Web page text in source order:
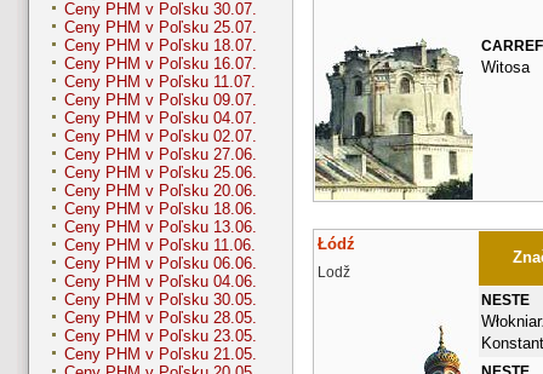
Ceny PHM v Poľsku 30.07.
Ceny PHM v Poľsku 25.07.
Ceny PHM v Poľsku 18.07.
Ceny PHM v Poľsku 16.07.
Ceny PHM v Poľsku 11.07.
Ceny PHM v Poľsku 09.07.
Ceny PHM v Poľsku 04.07.
Ceny PHM v Poľsku 02.07.
Ceny PHM v Poľsku 27.06.
Ceny PHM v Poľsku 25.06.
Ceny PHM v Poľsku 20.06.
Ceny PHM v Poľsku 18.06.
Ceny PHM v Poľsku 13.06.
Ceny PHM v Poľsku 11.06.
Ceny PHM v Poľsku 06.06.
Ceny PHM v Poľsku 04.06.
Ceny PHM v Poľsku 30.05.
Ceny PHM v Poľsku 28.05.
Ceny PHM v Poľsku 23.05.
Ceny PHM v Poľsku 21.05.
Witosa
Łódź
Lodž
NESTE